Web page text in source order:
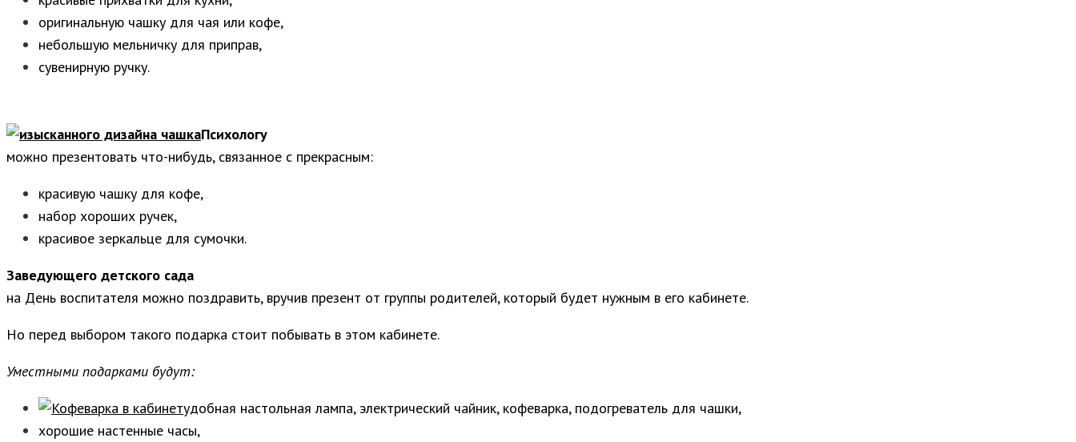
оригинальную чашку для чая или кофе,
небольшую мельничку для приправ,
сувенирную ручку.
Психологу
можно презентовать что-нибудь, связанное с прекрасным:
красивую чашку для кофе,
набор хороших ручек,
красивое зеркальце для сумочки.
Заведующего детского сада
на День воспитателя можно поздравить, вручив презент от группы родителей, который будет нужным в его кабинете.
Но перед выбором такого подарка стоит побывать в этом кабинете.
Уместными подарками будут:
удобная настольная лампа, электрический чайник, кофеварка, подогреватель для чашки,
хорошие настенные часы,